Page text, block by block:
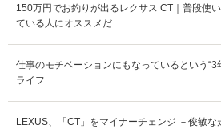
150万円でお釣りが出るレクサス CT｜普段使
ている人にオススメだ
仕事のモチベーションにもなっているという“3
ライフ
LEXUS、「CT」をマイナーチェンジ －俊敏